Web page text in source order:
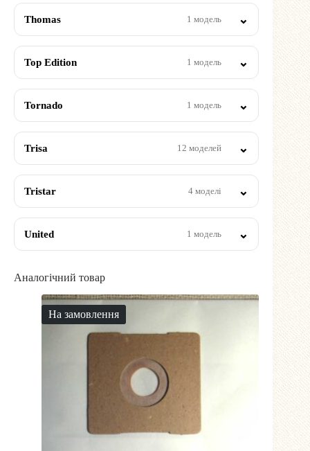
Thomas 1 модель
Top Edition 1 модель
Tornado 1 модель
Trisa 12 моделей
Tristar 4 моделі
United 1 модель
Аналогічний товар
На замовлення